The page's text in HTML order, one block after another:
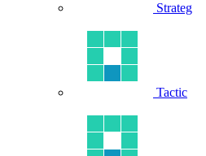
Strateg
Tactic